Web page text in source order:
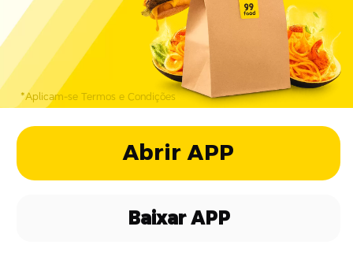
Abrir APP
Baixar APP
*Aplicam-se Termos e Condições